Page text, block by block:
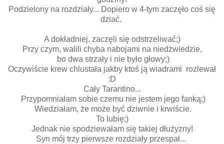
Podzielony na rozdziały... Dopiero w 4-tym zaczęło coś się
dziać.
A dokładniej, zaczęli się odstrzeliwać;)
Przy czym, walili chyba nabojami na niedżwiedzie,
bo dwa strzały i nie było głowy;)
Oczywiście krew chlustała jakby ktoś ją wiadrami rozlewał
:D
Cały Tarantino...
Przypomniałam sobie czemu nie jestem jego fanką;)
Wiedziałam, że może być dziwnie i krwiście.
To lubię;)
Jednak nie spodziewałam się takiej dłużyzny!
Syn mój trzy pierwsze rozdziały przespał...